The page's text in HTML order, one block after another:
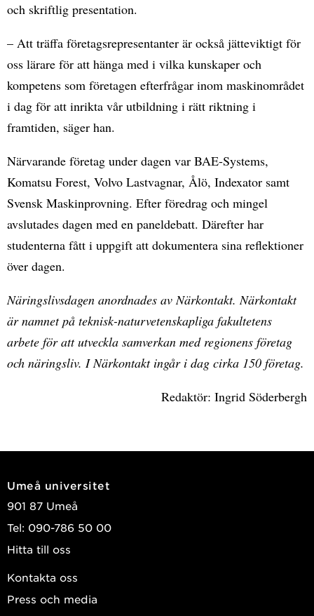
och skriftlig presentation.
– Att träffa företagsrepresentanter är också jätteviktigt för
oss lärare för att hänga med i vilka kunskaper och
kompetens som företagen efterfrågar inom maskinområdet
i dag för att inrikta vår utbildning i rätt riktning i
framtiden, säger han.
Närvarande företag under dagen var BAE-Systems,
Komatsu Forest, Volvo Lastvagnar, Ålö, Indexator samt
Svensk Maskinprovning. Efter föredrag och mingel
avslutades dagen med en paneldebatt. Därefter har
studenterna fått i uppgift att dokumentera sina reflektioner
över dagen.
Näringslivsdagen anordnades av Närkontakt. Närkontakt
är namnet på teknisk-naturvetenskapliga fakultetens
arbete för att utveckla samverkan med regionens företag
och näringsliv. I Närkontakt ingår i dag cirka 150 företag.
Redaktör: Ingrid Söderbergh
Umeå universitet
901 87 Umeå
Tel: 090-786 50 00
Hitta till oss
Kontakta oss
Press och media